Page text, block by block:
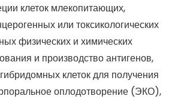
клеток млекопитающих,
или токсикологических
физических и химических
и производство антигенов,
клеток для получения
оплодотворение (ЭКО),